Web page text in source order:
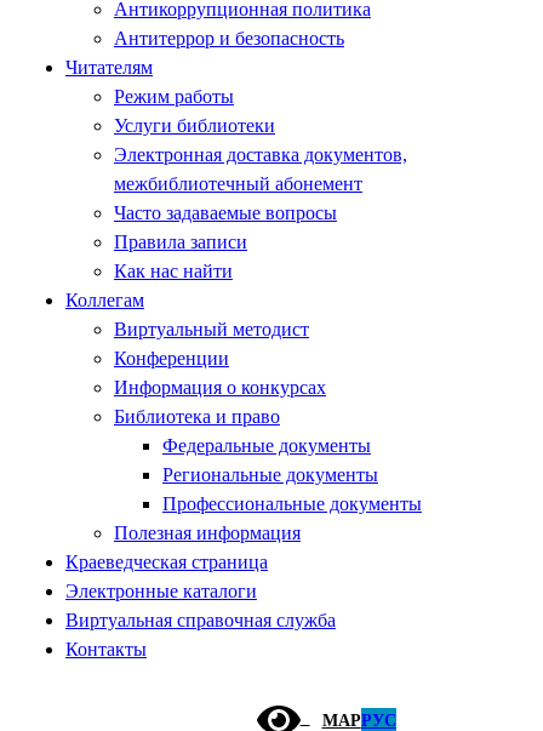
Антикоррупционная политика
Антитеррор и безопасность
Читателям
Режим работы
Услуги библиотеки
Электронная доставка документов,
межбиблиотечный абонемент
Часто задаваемые вопросы
Правила записи
Как нас найти
Коллегам
Виртуальный методист
Конференции
Информация о конкурсах
Библиотека и право
Федеральные документы
Региональные документы
Профессиональные документы
Полезная информация
Краеведческая страница
Электронные каталоги
Виртуальная справочная служба
Контакты
МАРРУС